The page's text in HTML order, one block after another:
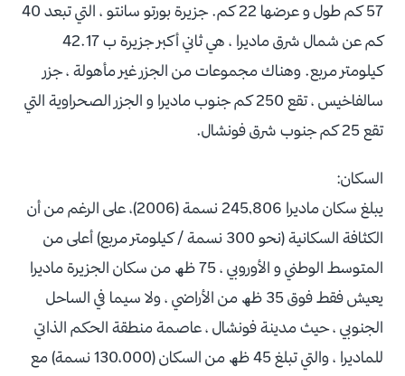
57 كم طول و عرضها 22 كم. جزيرة بورتو سانتو ، التي تبعد 40
كم عن شمال شرق ماديرا ، هي ثاني أكبر جزيرة ب 42.17
كيلومتر مربع. وهناك مجموعات من الجزر غير مأهولة ، جزر
سالفاخيس ، تقع 250 كم جنوب ماديرا و الجزر الصحراوية التي
تقع 25 كم جنوب شرق فونشال.
السكان:
يبلغ سكان ماديرا 245,806 نسمة (2006)، على الرغم من أن
الكثافة السكانية (نحو 300 نسمة / كيلومتر مربع) أعلى من
المتوسط الوطني و الأوروبي ، 75 ظھ من سكان الجزيرة ماديرا
يعيش فقط فوق 35 ظھ من الأراضي ، ولا سيما في الساحل
الجنوبي ، حيث مدينة فونشال ، عاصمة منطقة الحكم الذاتي
للماديرا ، والتي تبلغ 45 ظھ من السكان (130،000 نسمة) مع